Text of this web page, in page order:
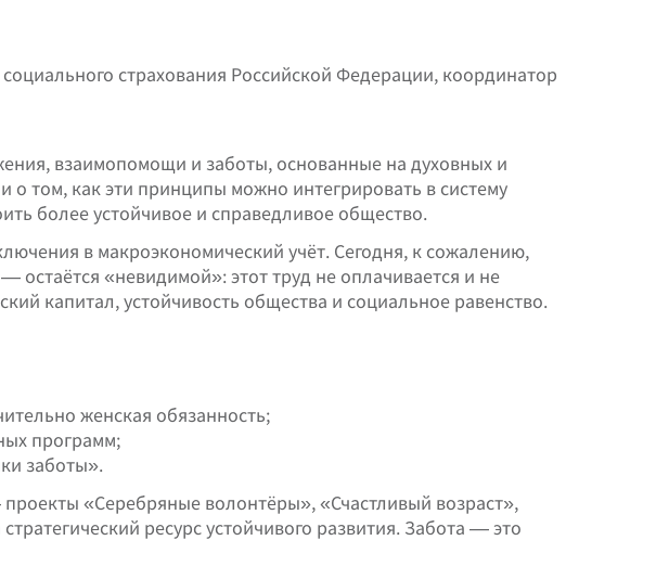
страхования Российской Федерации, координатор
взаимопомощи и заботы, основанные на духовных и
о том, как эти принципы можно интегрировать в систему
более устойчивое и справедливое общество.
в макроэкономический учёт. Сегодня, к сожалению,
«невидимой»: этот труд не оплачивается и не
капитал, устойчивость общества и социальное равенство.
женская обязанность;
программ;
заботы».
«Серебряные волонтёры», «Счастливый возраст»,
ресурс устойчивого развития. Забота — это